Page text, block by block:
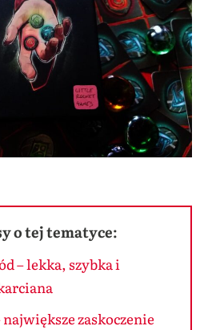
o tej tematyce:
– lekka, szybka i
zaskoczenie